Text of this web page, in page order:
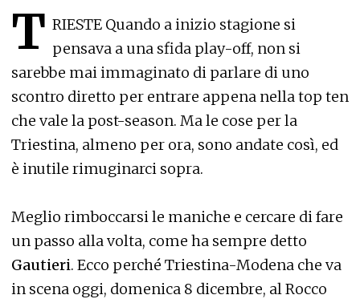
T RIESTE Quando a inizio stagione si
pensava a una sfida play-off, non si
sarebbe mai immaginato di parlare di uno
scontro diretto per entrare appena nella top ten
che vale la post-season. Ma le cose per la
Triestina, almeno per ora, sono andate così, ed
è inutile rimuginarci sopra.
Meglio rimboccarsi le maniche e cercare di fare
un passo alla volta, come ha sempre detto
Gautieri. Ecco perché Triestina-Modena che va
in scena oggi, domenica 8 dicembre, al Rocco